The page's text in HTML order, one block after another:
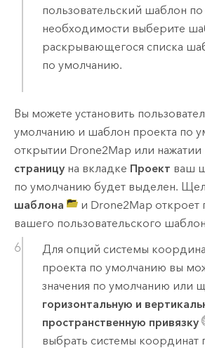
пользовательский шаблон
необходимости выберите
раскрывающегося списка
по умолчанию.
Вы можете установить
умолчанию и шаблон проекта по
открытии Drone2Mapили нажатии
страницуна вкладке Проект ваш
по умолчанию будет выделен.
шаблона
и Drone2Mapоткроет
вашего пользовательского
Для опций системы
проекта по умолчанию вы
значения по умолчанию или
горизонтальную и
пространственную привязку
выбрать системы координат